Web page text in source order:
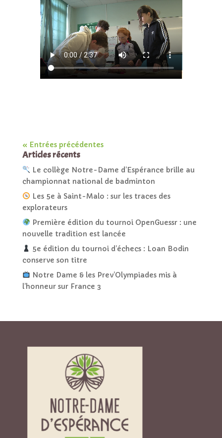
« Entrées précédentes
Articles récents
Le collège Notre-Dame d’Espérance brille au
championnat national de badminton
Les 5e à Saint-Malo : sur les traces des
explorateurs
Première édition du tournoi OpenGuessr : une
nouvelle tradition est lancée
5e édition du tournoi d’échecs : Loan Bodin
conserve son titre
Notre Dame & les Prev’Olympiades mis à
l’honneur sur France 3